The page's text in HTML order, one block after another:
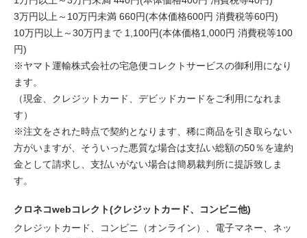
3万円以上～10万円未満 660円(本体価格600円 消費税等60円)
10万円以上～30万円まで 1,100円(本体価格1,000円 消費税等100
円)
※ヤマト運輸株式会社の宅急便コレクトサービスの御利用になり
ます。
（現金、クレジットカード、デビッドカードをご利用になれま
す）
※注文をされた時点で契約となります、稀に商品を引き取らない
方がいますが、そういった悪質な場合は支払い総額の50％を違約
金として請求し、支払いがない場合は簡易裁判所に提訴致しま
す。
クロネコwebコレクト(クレジットカード、コンビニ他)
クレジットカード、コンビニ（オンライン）、電子マネー、ネッ